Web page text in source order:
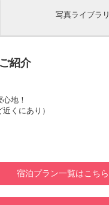
写真ライブラリ
紹介
地！
くにあり）
宿泊プラン一覧はこちら